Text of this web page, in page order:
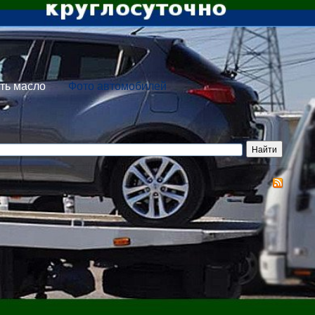
масло Фото автомобилей